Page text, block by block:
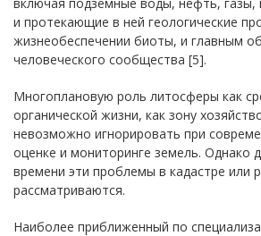
и протекающие в ней геологические
жизнеобеспечении биоты, и главным
человеческого сообщества [5].
Многоплановую роль литосферы как
органической жизни, как зону
невозможно игнорировать при
оценке и мониторинге земель. Однако
времени эти проблемы в кадастре или
рассматриваются.
Наиболее приближенный по